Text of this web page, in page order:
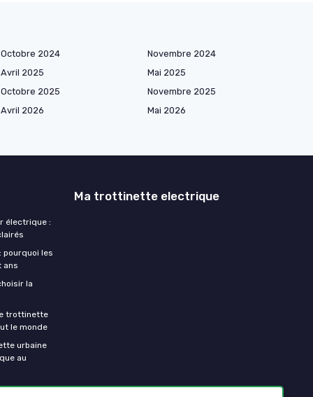
Octobre 2024
Novembre 2024
Avril 2025
Mai 2025
Octobre 2025
Novembre 2025
Avril 2026
Mai 2026
électrique :
les
ans
la
trottinette
le monde
urbaine
au
Ma trottinette electrique